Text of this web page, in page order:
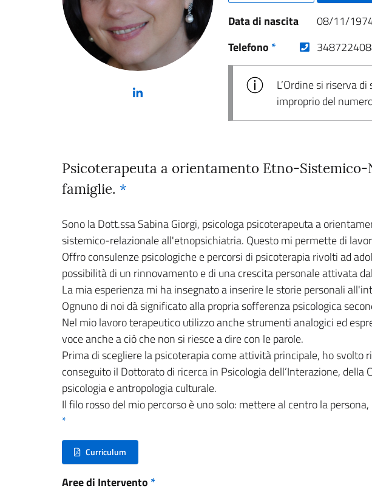
(nuova scheda - new tab)
Data di nascita 08/11/
Telefono * (nuova
L’Ordine si riserva
improprio del
Psicoterapeuta a orientamento Etno-
famiglie. *
Sono la Dott.ssa Sabina Giorgi, psicologa psicoterapeuta a
sistemico-relazionale all'etnopsichiatria. Questo mi permette di
Offro consulenze psicologiche e percorsi di psicoterapia rivolti ad
possibilità di un rinnovamento e di una crescita personale attivata
La mia esperienza mi ha insegnato a inserire le storie personali
Ognuno di noi dà significato alla propria sofferenza psicologica
Nel mio lavoro terapeutico utilizzo anche strumenti analogici ed
voce anche a ciò che non si riesce a dire con le parole.
Prima di scegliere la psicoterapia come attività principale, ho svolto
conseguito il Dottorato di ricerca in Psicologia dell’Interazione,
psicologia e antropologia culturale.
Il filo rosso del mio percorso è uno solo: mettere al centro la
*
Curriculum
(nuova scheda - new tab)
Aree di Intervento *